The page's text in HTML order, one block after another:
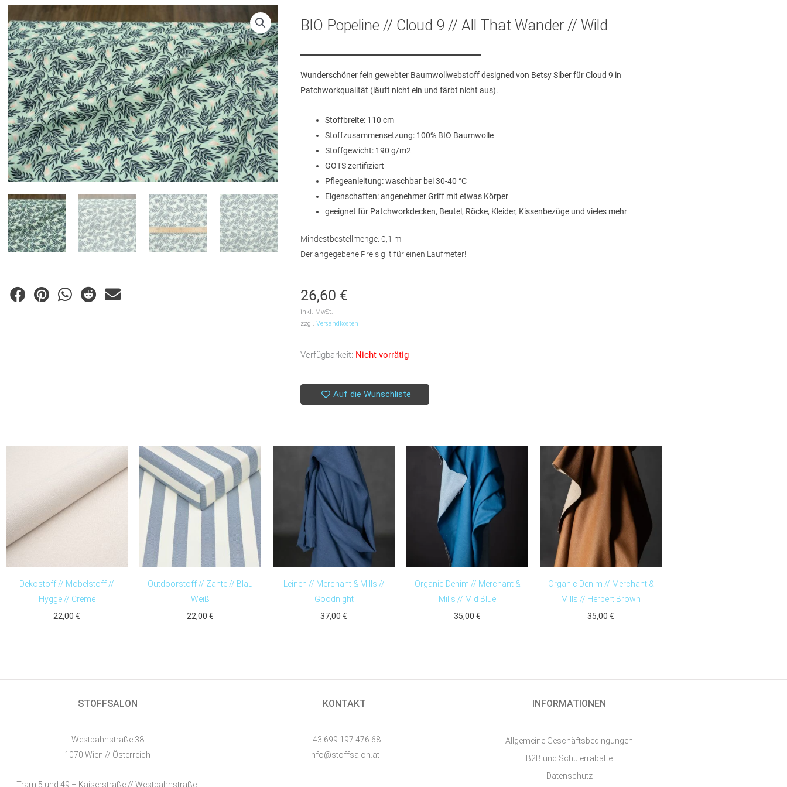
BIO Popeline // Cloud 9 // All That Wander // Wild
Wunderschöner fein gewebter Baumwollwebstoff designed von Betsy Siber für Cloud 9 in
Patchworkqualität (läuft nicht ein und färbt nicht aus).
Stoffbreite: 110 cm
Stoffzusammensetzung: 100% BIO Baumwolle
Stoffgewicht: 190 g/m2
GOTS zertifiziert
Pflegeanleitung: waschbar bei 30-40 °C
Eigenschaften: angenehmer Griff mit etwas Körper
geeignet für Patchworkdecken, Beutel, Röcke, Kleider, Kissenbezüge und vieles mehr
Mindestbestellmenge: 0,1 m
Der angegebene Preis gilt für einen Laufmeter!
26,60 €
inkl. MwSt.
zzgl. Versandkosten
Verfügbarkeit: Nicht vorrätig
Auf die Wunschliste
Dekostoff // Möbelstoff //
Hygge // Creme
22,00 €
Outdoorstoff // Zante // Blau
Weiß
22,00 €
Leinen // Merchant & Mills //
Goodnight
37,00 €
Organic Denim // Merchant &
Mills // Mid Blue
35,00 €
Organic Denim // Merchant &
Mills // Herbert Brown
35,00 €
STOFFSALON
Westbahnstraße 38
1070 Wien // Österreich
Tram 5 und 49 – Kaiserstraße // Westbahnstraße
KONTAKT
+43 699 197 476 68
info@stoffsalon.at
INFORMATIONEN
Allgemeine Geschäftsbedingungen
B2B und Schülerrabatte
Datenschutz